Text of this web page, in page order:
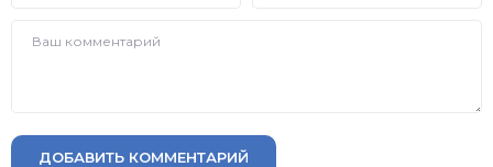
ДОБАВИТЬ КОММЕНТАРИЙ